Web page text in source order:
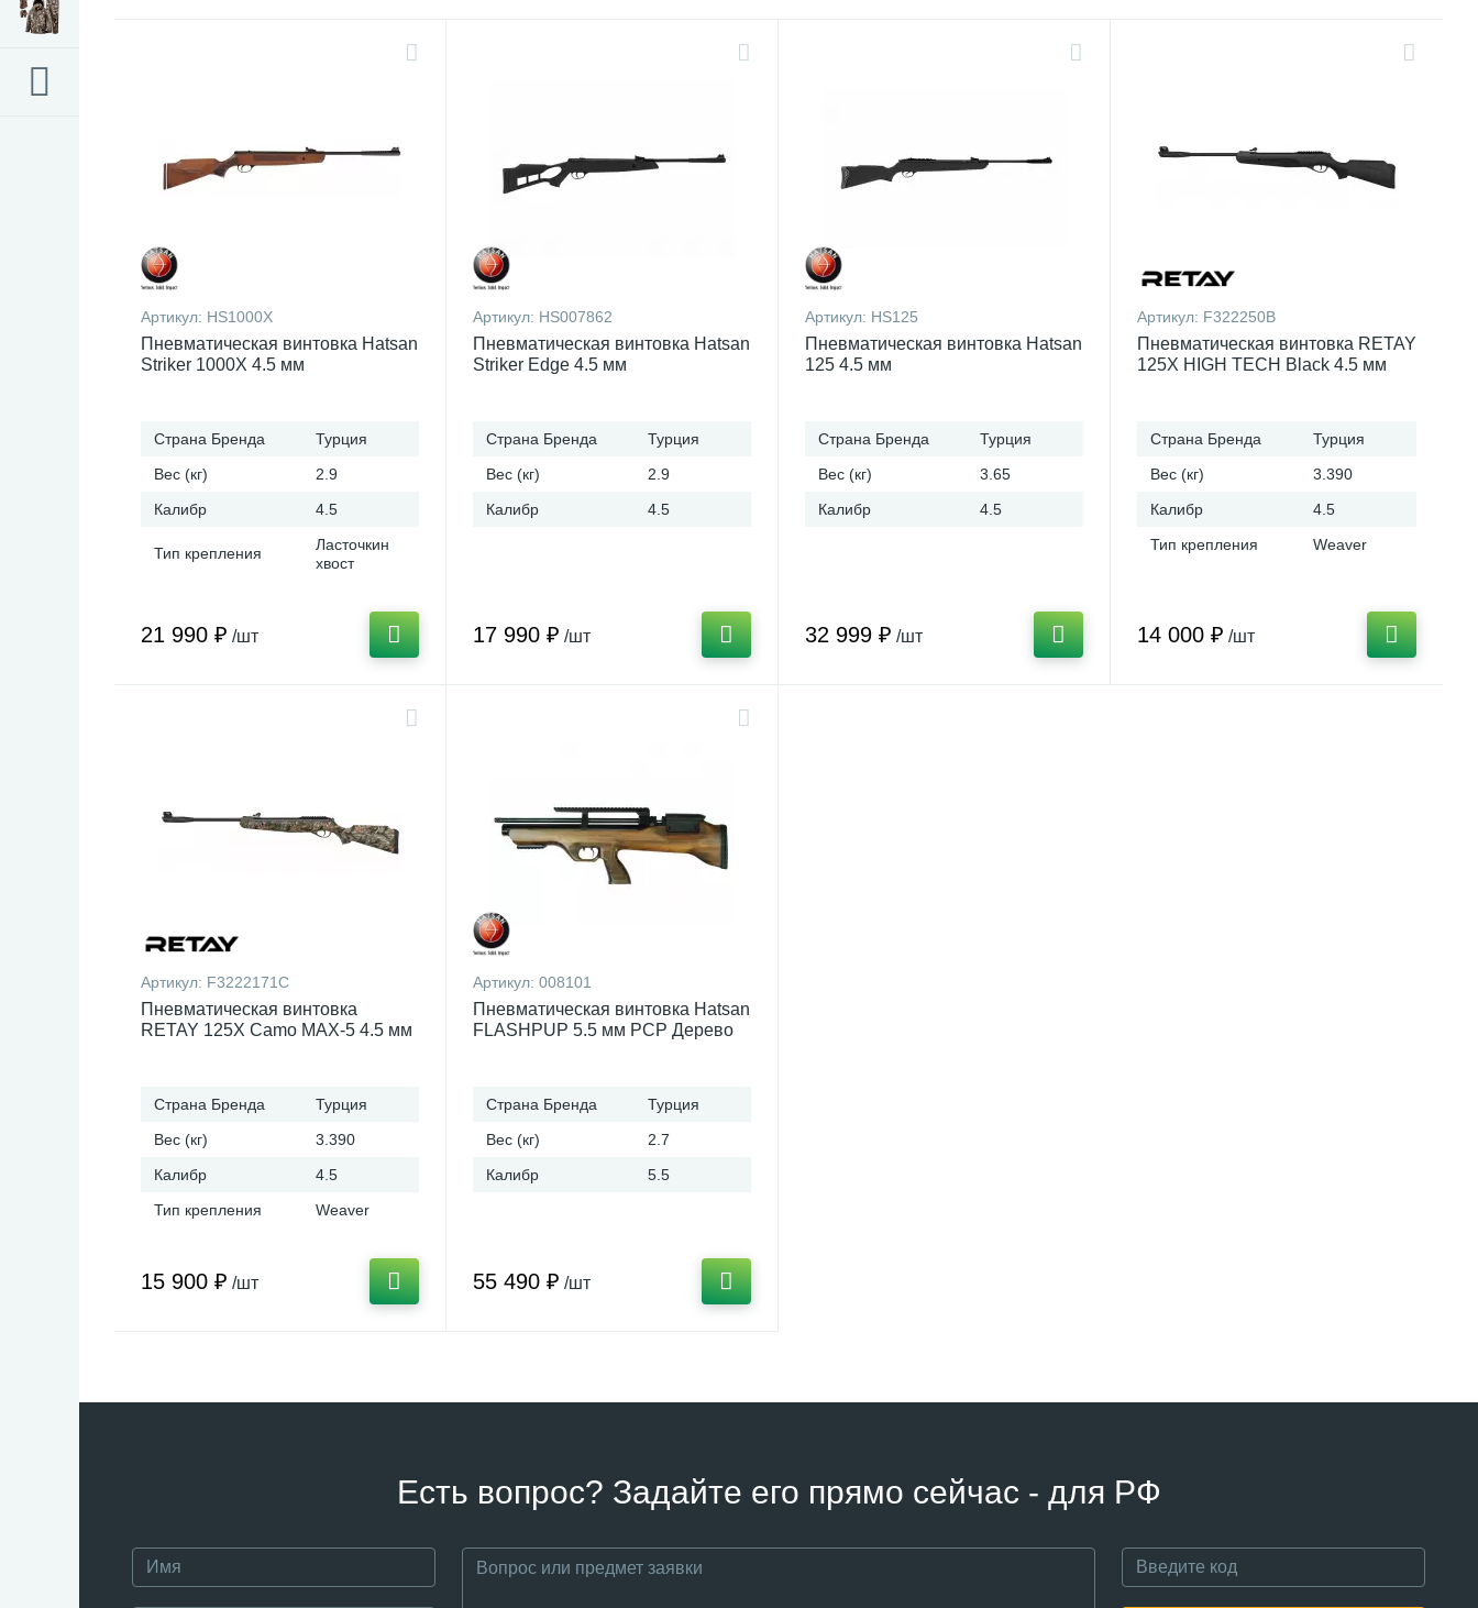
Артикул: HS1000X
Пневматическая винтовка Hatsan
Striker 1000X 4.5 мм
Страна Бренда
Турция
Вес (кг)
2.9
Калибр
4.5
Тип крепления
Ласточкин
хвост
21 990 ₽ /шт
Артикул: HS007862
Пневматическая винтовка Hatsan
Striker Edge 4.5 мм
Страна Бренда
Турция
Вес (кг)
2.9
Калибр
4.5
17 990 ₽ /шт
Артикул: HS125
Пневматическая винтовка Hatsan
125 4.5 мм
Страна Бренда
Турция
Вес (кг)
3.65
Калибр
4.5
32 999 ₽ /шт
Артикул: F322250B
Пневматическая винтовка RETAY
125X HIGH TECH Black 4.5 мм
Страна Бренда
Турция
Вес (кг)
3.390
Калибр
4.5
Тип крепления
Weaver
14 000 ₽ /шт
Артикул: F3222171C
Пневматическая винтовка
RETAY 125X Camo MAX-5 4.5 мм
Страна Бренда
Турция
Вес (кг)
3.390
Калибр
4.5
Тип крепления
Weaver
15 900 ₽ /шт
Артикул: 008101
Пневматическая винтовка Hatsan
FLASHPUP 5.5 мм PCP Дерево
Страна Бренда
Турция
Вес (кг)
2.7
Калибр
5.5
55 490 ₽ /шт
Есть вопрос? Задайте его прямо сейчас - для РФ